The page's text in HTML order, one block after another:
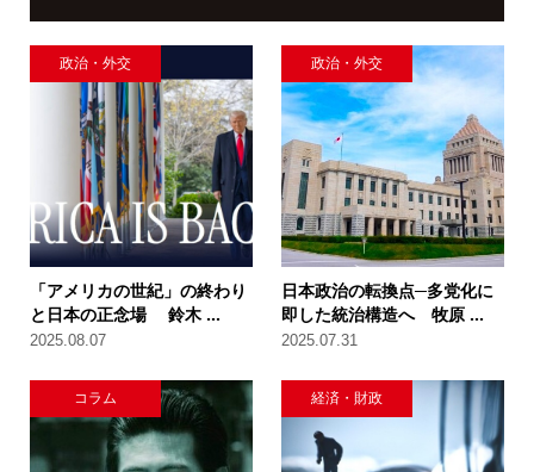
政治・外交
「アメリカの世紀」の終わり
と日本の正念場 鈴木 ...
2025.08.07
政治・外交
日本政治の転換点─多党化に
即した統治構造へ 牧原 ...
2025.07.31
コラム 経済・財政